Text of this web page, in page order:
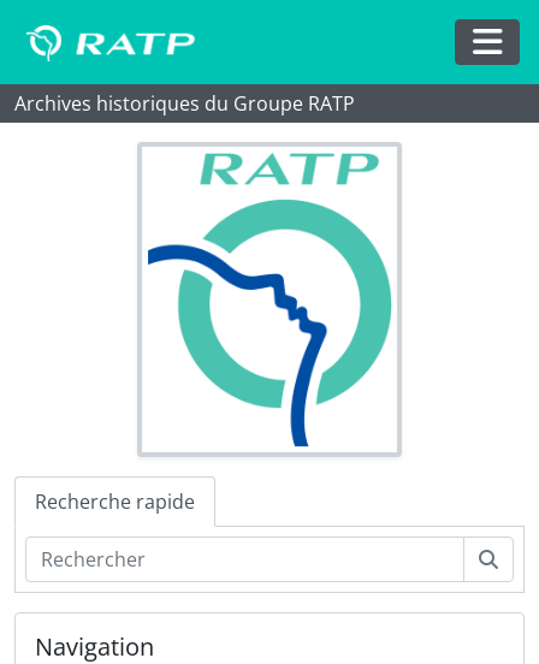
Archives historiques du Groupe RATP
Recherche rapide
Navigation